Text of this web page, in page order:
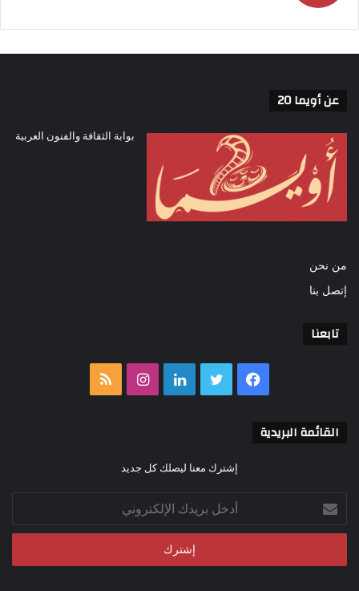
عن أويما 20
بوابة الثقافة والفنون العربية
من نحن
إتصل بنا
تابعنا
فيسبوك تويتر لينكدإن انستقرام
القائمة البريدية
إشترك معنا ليصلك كل جديد
أدخل
بريدك
الإلكتروني